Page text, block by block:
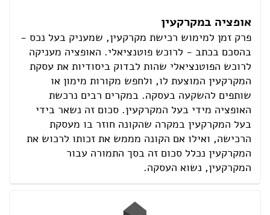
אופציה במקרקעין
פרק זמן למימוש רכישת מקרקעין, שמעניק בעל נכס -
בהסכם בכתב - לרוכש פוטנציאלי. האופציה מעניקה
לרוכש הפוטנציאלי שהות לבדוק ביסודיות את עסקת
המקרקעין המוצעת לו, ולחפש מקורות מימון או
שותפים להשקעה בעסקה. במקרים רבים נרכשת
האופציה מידי בעל המקרקעין. סכום זה נשאר בידי
בעל המקרקעין במקרה שהקונה חוזר בו מעסקת
הרכישה, ואילו אם הקונה מממש את זכותו לרכוש את
המקרקעין נכלל סכום זה בסך התמורה עבור
המקרקעין, נשוא העסקה.